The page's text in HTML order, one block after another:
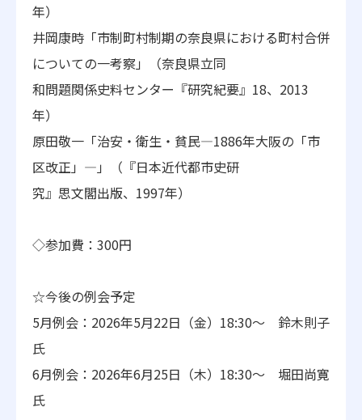
年）
井岡康時「市制町村制期の奈良県における町村合併
についての一考察」（奈良県立同
和問題関係史料センター『研究紀要』18、2013
年）
原田敬一「治安・衛生・貧民―1886年大阪の「市
区改正」―」
（『日本近代都市史研
究』思文閣出版、1997年）
◇参加費：300円
☆今後の例会予定
5月例会：2026年5月22日（金）18:30～ 鈴木則子
氏
6月例会：2026年6月25日（木）18:30～ 堀田尚寛
氏